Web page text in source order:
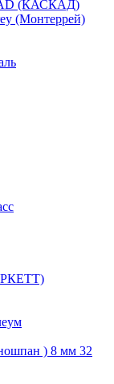
(КАСКАД)
(Монтеррей)
) 8 мм 32